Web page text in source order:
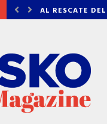
VADHIR